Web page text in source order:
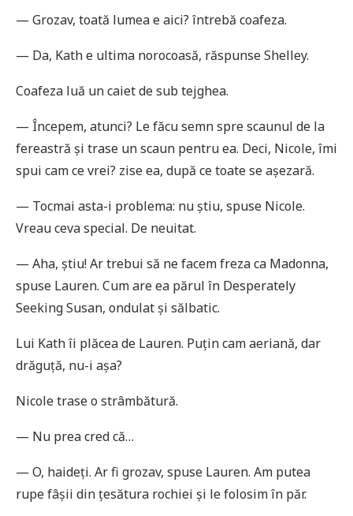
— Grozav, toată lumea e aici? întrebă coafeza.
— Da, Kath e ultima norocoasă, răspunse Shelley.
Coafeza luă un caiet de sub tejghea.
— Începem, atunci? Le făcu semn spre scaunul de la
fereastră și trase un scaun pentru ea. Deci, Nicole, îmi
spui cam ce vrei? zise ea, după ce toate se așezară.
— Tocmai asta-i problema: nu știu, spuse Nicole.
Vreau ceva special. De neuitat.
— Aha, știu! Ar trebui să ne facem freza ca Madonna,
spuse Lauren. Cum are ea părul în Desperately
Seeking Susan, ondulat și sălbatic.
Lui Kath îi plăcea de Lauren. Puțin cam aeriană, dar
drăguță, nu-i așa?
Nicole trase o strâmbătură.
— Nu prea cred că…
— O, haideți. Ar fi grozav, spuse Lauren. Am putea
rupe fâșii din țesătura rochiei și le folosim în păr.